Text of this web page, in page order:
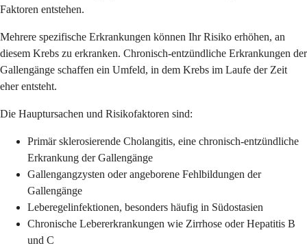
Faktoren entstehen.
Mehrere spezifische Erkrankungen können Ihr Risiko erhöhen, an
diesem Krebs zu erkranken. Chronisch-entzündliche Erkrankungen der
Gallengänge schaffen ein Umfeld, in dem Krebs im Laufe der Zeit
eher entsteht.
Die Hauptursachen und Risikofaktoren sind:
Primär sklerosierende Cholangitis, eine chronisch-entzündliche
Erkrankung der Gallengänge
Gallengangzysten oder angeborene Fehlbildungen der
Gallengänge
Leberegelinfektionen, besonders häufig in Südostasien
Chronische Lebererkrankungen wie Zirrhose oder Hepatitis B
und C